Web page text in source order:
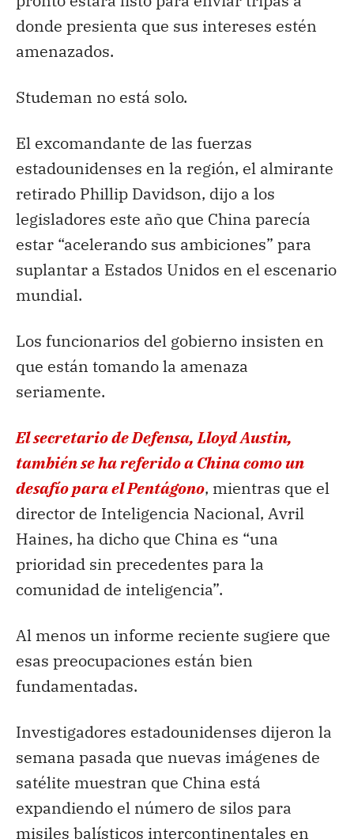
donde presienta que sus intereses estén
amenazados.
Studeman no está solo.
El excomandante de las fuerzas
estadounidenses en la región, el almirante
retirado Phillip Davidson, dijo a los
legisladores este año que China parecía
estar “acelerando sus ambiciones” para
suplantar a Estados Unidos en el escenario
mundial.
Los funcionarios del gobierno insisten en
que están tomando la amenaza
seriamente.
El secretario de Defensa, Lloyd Austin,
también se ha referido a China como un
desafío para el Pentágono, mientras que el
director de Inteligencia Nacional, Avril
Haines, ha dicho que China es “una
prioridad sin precedentes para la
comunidad de inteligencia”.
Al menos un informe reciente sugiere que
esas preocupaciones están bien
fundamentadas.
Investigadores estadounidenses dijeron la
semana pasada que nuevas imágenes de
satélite muestran que China está
expandiendo el número de silos para
misiles balísticos intercontinentales en